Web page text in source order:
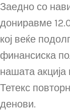
Заедно со
дониравме
кој веќе
финансиска
нашата
Тетекс
денови.